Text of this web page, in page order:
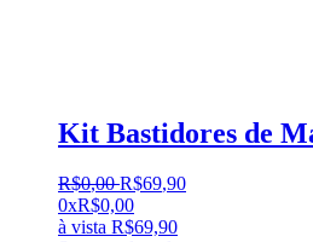
Kit Bastidores de
R$0,00 R$69,90
0xR$0,00
à vista R$69,90